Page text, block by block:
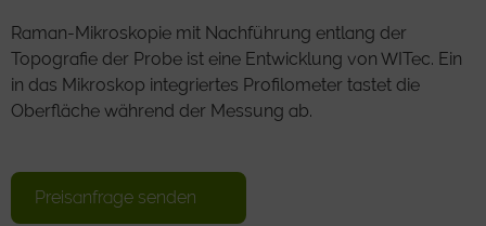
Raman-Mikroskopie mit Nachführung entlang der
Topografie der Probe ist eine Entwicklung von WITec. Ein
in das Mikroskop integriertes Profilometer tastet die
Oberfläche während der Messung ab.
Preisanfrage senden